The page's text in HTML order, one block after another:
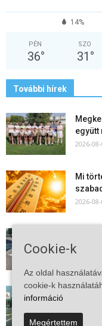
14%
PÉN
36°
SZO
31 °
További hírek
együtt
2026-
Mi
2026-
Több
2026-08-
Cookie-k
Az oldal
cookie-k
információ
Megértettem